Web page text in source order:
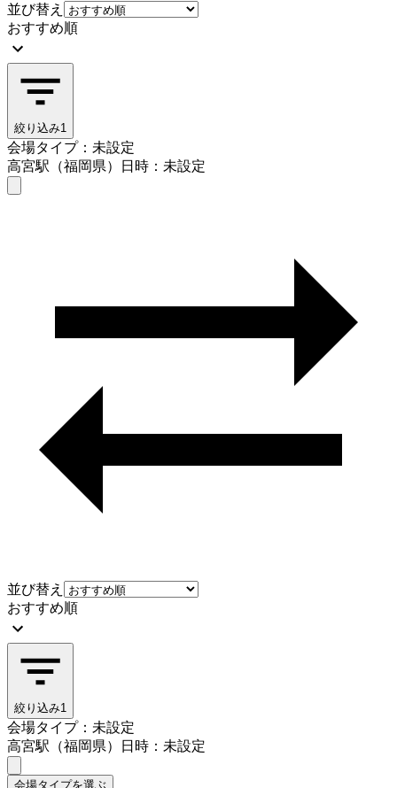
並び替え
おすすめ順
絞り込み1
会場タイプ：未設定
高宮駅（福岡県）
日時：未設定
並び替え
おすすめ順
絞り込み1
会場タイプ：未設定
高宮駅（福岡県）
日時：未設定
会場タイプを選ぶ